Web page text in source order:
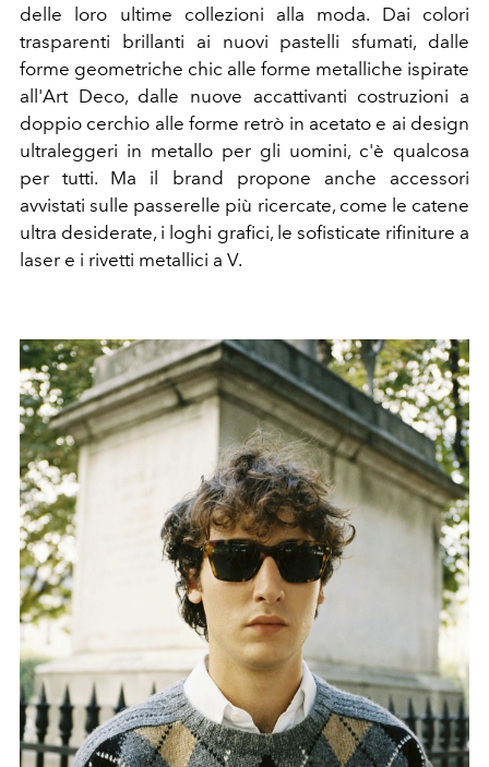
delle loro ultime collezioni alla moda. Dai colori
trasparenti brillanti ai nuovi pastelli sfumati, dalle
forme geometriche chic alle forme metalliche ispirate
all'Art Deco, dalle nuove accattivanti costruzioni a
doppio cerchio alle forme retrò in acetato e ai design
ultraleggeri in metallo per gli uomini, c'è qualcosa
per tutti. Ma il brand propone anche accessori
avvistati sulle passerelle più ricercate, come le catene
ultra desiderate, i loghi grafici, le sofisticate rifiniture a
laser e i rivetti metallici a V.